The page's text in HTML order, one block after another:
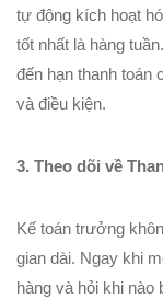
tự động kích hoạt
tốt nhất là hàng
đến hạn thanh toán
và điều kiện.
3. Theo dõi về
Kế toán trưởng
gian dài. Ngay khi
hàng và hỏi khi